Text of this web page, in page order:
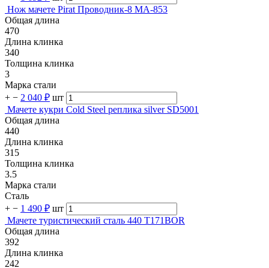
Нож мачете Pirat Проводник-8 МА-853
Общая длина
470
Длина клинка
340
Толщина клинка
3
Марка стали
+ − 2 040 ₽ шт
Мачете кукри Cold Steel реплика silver SD5001
Общая длина
440
Длина клинка
315
Толщина клинка
3.5
Марка стали
Сталь
+ − 1 490 ₽ шт
Мачете туристический сталь 440 T171BOR
Общая длина
392
Длина клинка
242